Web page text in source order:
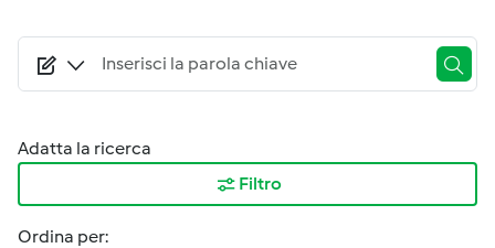
Adatta la ricerca
Filtro
Ordina per: